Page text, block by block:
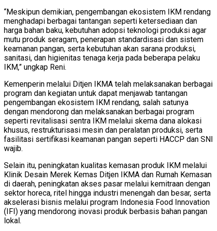
“Meskipun demikian, pengembangan ekosistem IKM rendang
menghadapi berbagai tantangan seperti ketersediaan dan
harga bahan baku, kebutuhan adopsi teknologi produksi agar
mutu produk seragam, penerapan standardisasi dan sistem
keamanan pangan, serta kebutuhan akan sarana produksi,
sanitasi, dan higienitas tenaga kerja pada beberapa pelaku
IKM,” ungkap Reni.
Kemenperin melalui Ditjen IKMA telah melaksanakan berbagai
program dan kegiatan untuk dapat menjawab tantangan
pengembangan ekosistem IKM rendang, salah satunya
dengan mendorong dan melaksanakan berbagai program
seperti revitalisasi sentra IKM melalui skema dana alokasi
khusus, restrukturisasi mesin dan peralatan produksi, serta
fasilitasi sertifikasi keamanan pangan seperti HACCP dan SNI
wajib.
Selain itu, peningkatan kualitas kemasan produk IKM melalui
Klinik Desain Merek Kemas Ditjen IKMA dan Rumah Kemasan
di daerah, peningkatan akses pasar melalui kemitraan dengan
sektor horeca, ritel hingga industri menengah dan besar, serta
akselerasi bisnis melalui program Indonesia Food Innovation
(IFI) yang mendorong inovasi produk berbasis bahan pangan
lokal.